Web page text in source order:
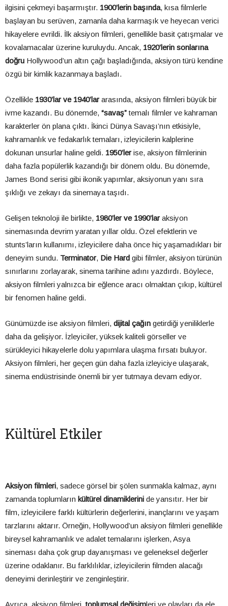
ilgisini çekmeyi başarmıştır. 1900’lerin başında, kısa filmlerle
başlayan bu serüven, zamanla daha karmaşık ve heyecan verici
hikayelere evrildi. İlk aksiyon filmleri, genellikle basit çatışmalar ve
kovalamacalar üzerine kuruluydu. Ancak, 1920’lerin sonlarına
doğru Hollywood’un altın çağı başladığında, aksiyon türü kendine
özgü bir kimlik kazanmaya başladı.
Özellikle 1930’lar ve 1940’lararasında, aksiyon filmleri büyük bir
ivme kazandı. Bu dönemde, “savaş”temalı filmler ve kahraman
karakterler ön plana çıktı. İkinci Dünya Savaşı’nın etkisiyle,
kahramanlık ve fedakarlık temaları, izleyicilerin kalplerine
dokunan unsurlar haline geldi. 1950’lerise, aksiyon filmlerinin
daha fazla popülerlik kazandığı bir dönem oldu. Bu dönemde,
James Bond serisi gibi ikonik yapımlar, aksiyonun yanı sıra
şıklığı ve zekayı da sinemaya taşıdı.
Gelişen teknoloji ile birlikte, 1980’ler ve 1990’laraksiyon
sinemasında devrim yaratan yıllar oldu. Özel efektlerin ve
stunts’ların kullanımı, izleyicilere daha önce hiç yaşamadıkları bir
deneyim sundu. Terminator, Die Hard gibi filmler, aksiyon türünün
sınırlarını zorlayarak, sinema tarihine adını yazdırdı. Böylece,
aksiyon filmleri yalnızca bir eğlence aracı olmaktan çıkıp, kültürel
bir fenomen haline geldi.
Günümüzde ise aksiyon filmleri, dijital çağın getirdiği yeniliklerle
daha da gelişiyor. İzleyiciler, yüksek kaliteli görseller ve
sürükleyici hikayelerle dolu yapımlara ulaşma fırsatı buluyor.
Aksiyon filmleri, her geçen gün daha fazla izleyiciye ulaşarak,
sinema endüstrisinde önemli bir yer tutmaya devam ediyor.
Kültürel Etkiler
Aksiyon filmleri, sadece görsel bir şölen sunmakla kalmaz, aynı
zamanda toplumların kültürel dinamiklerini de yansıtır. Her bir
film, izleyicilere farklı kültürlerin değerlerini, inançlarını ve yaşam
tarzlarını aktarır. Örneğin, Hollywood’un aksiyon filmleri genellikle
bireysel kahramanlık ve adalet temalarını işlerken, Asya
sineması daha çok grup dayanışması ve geleneksel değerler
üzerine odaklanır. Bu farklılıklar, izleyicilerin filmden alacağı
deneyimi derinleştirir ve zenginleştirir.